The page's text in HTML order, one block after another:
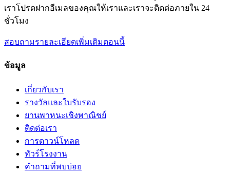
เราโปรดฝากอีเมลของคุณให้เราและเราจะติดต่อภายใน 24
ชั่วโมง
สอบถามรายละเอียดเพิ่มเติมตอนนี้
ข้อมูล
เกี่ยวกับเรา
รางวัลและใบรับรอง
ยานพาหนะเชิงพาณิชย์
ติดต่อเรา
การดาวน์โหลด
ทัวร์โรงงาน
คำถามที่พบบ่อย